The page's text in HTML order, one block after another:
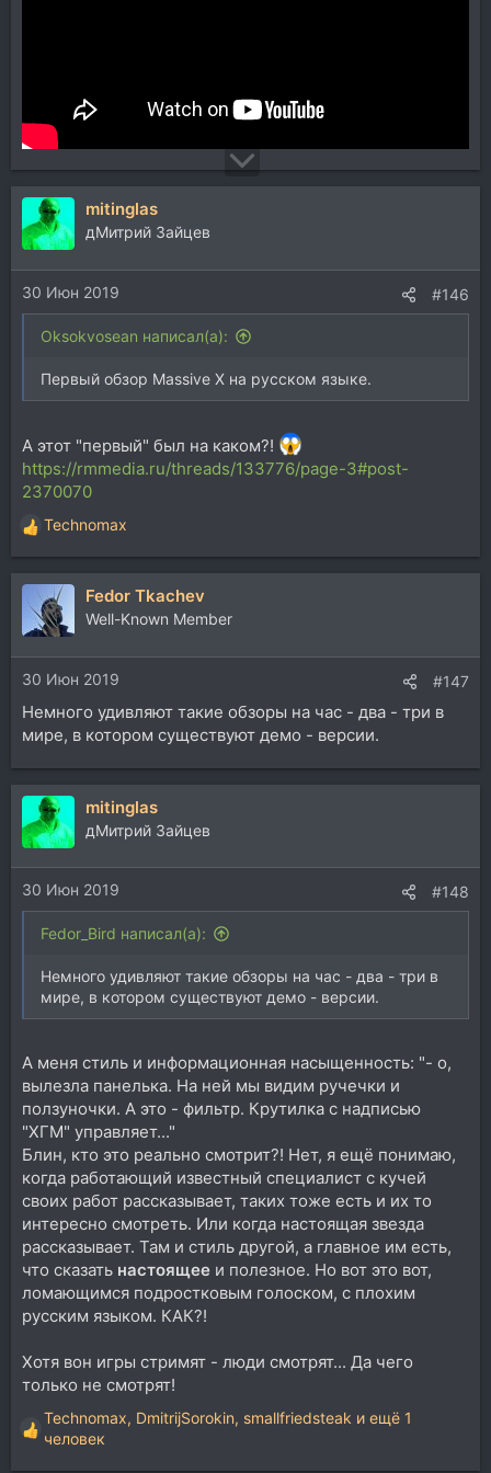
mitinglas
дМитрий Зайцев
30 Июн 2019 #146
Oksokvosean написал(а):
Первый обзор Massive X на русском языке.
А этот "первый" был на каком?!
https://rmmedia.ru/threads/133776/page-3#post-
2370070
Р
е
а
и
и
:
Technomax
Fedor Tkachev
Well-Known Member
30 Июн 2019 #147
Немного удивляют такие обзоры на час - два - три в
мире, в котором существуют демо - версии.
mitinglas
дМитрий Зайцев
30 Июн 2019 #148
Fedor_Bird написал(а):
Немного удивляют такие обзоры на час - два - три в
мире, в котором существуют демо - версии.
А меня стиль и информационная насыщенность: "- о,
вылезла панелька. На ней мы видим ручечки и
ползуночки. А это - фильтр. Крутилка с надписью
"ХГМ" управляет..."
Блин, кто это реально смотрит?! Нет, я ещё понимаю,
когда работающий известный специалист с кучей
своих работ рассказывает, таких тоже есть и их то
интересно смотреть. Или когда настоящая звезда
рассказывает. Там и стиль другой, а главное им есть,
что сказать настоящее и полезное. Но вот это вот,
ломающимся подростковым голоском, с плохим
русским языком. КАК?!
Хотя вон игры стримят - люди смотрят... Да чего
только не смотрят!
Р
Technomax, DmitrijSorokin, smallfriedsteak и ещё 1
человек